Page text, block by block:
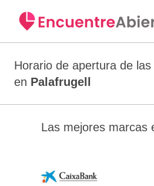
Horario de apertura de
en Palafrugell
Las mejores marcas